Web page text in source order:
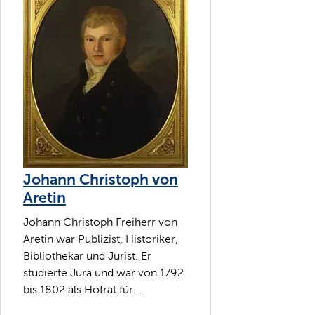
Johann Christoph von
Aretin
Johann Christoph Freiherr von
Aretin war Publizist, Historiker,
Bibliothekar und Jurist. Er
studierte Jura und war von 1792
bis 1802 als Hofrat für...